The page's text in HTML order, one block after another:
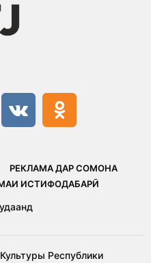
РЕКЛАМА ДАР СОМОНА
ИСТИФОДАБАРӢ
Республики